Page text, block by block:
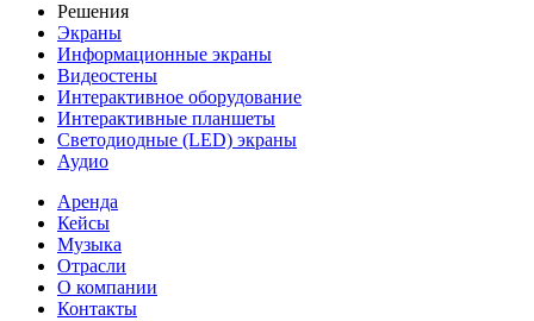
Решения
Экраны
Информационные экраны
Видеостены
Интерактивное оборудование
Интерактивные планшеты
Светодиодные (LED) экраны
Аудио
Аренда
Кейсы
Музыка
Отрасли
О компании
Контакты